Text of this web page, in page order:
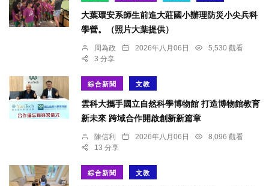
大葉環安系師生前進大莊國小辦理防災小尖兵科
學營。（照片大葉提供）
周為政 2026年八月06日
5,530 觀看
3 分享
綜合新聞 文教
雲科大攜手國立自然科學博物館 打造博物館教育
新未來 跨域合作開啟創新新篇章
陳信利 2026年八月06日
8,096 觀看
13 分享
綜合新聞 文教